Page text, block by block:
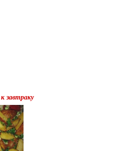
завтраку